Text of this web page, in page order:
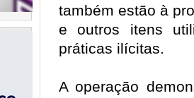
também estão à
e outros itens
práticas ilícitas.
A operação